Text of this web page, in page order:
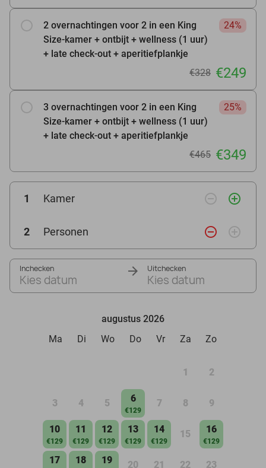
2 overnachtingen voor 2 in een King
Size-kamer + ontbijt + wellness (1 uur)
+ late check-out + aperitiefplankje
24%
€328 €249
3 overnachtingen voor 2 in een King
Size-kamer + ontbijt + wellness (1 uur)
+ late check-out + aperitiefplankje
25%
€465 €349
1 Kamer remove_circle_outline add_circle_outline
2 Personen remove_circle_outline add_circle_outline
Inchecken
Kies datum
Uitchecken
Kies datum
augustus 2026
Ma
Di Wo Do Vr Za Zo
1 2
3 4 5 6
€129
7 8 9
10
€129
11
€129
12
€129
13
€129
14
€129
15 16
€129
17 18 19 20 21 22 23